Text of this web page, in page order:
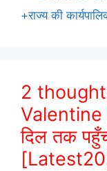
+राज्य की
2
Valentine
दिल तक